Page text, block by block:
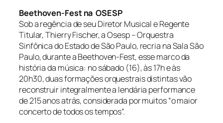
Beethoven-Fest na OSESP
Sob a regência de seu Diretor Musical e Regente
Titular, Thierry Fischer, a Osesp – Orquestra
Sinfônica do Estado de São Paulo, recria na Sala São
Paulo, durante a Beethoven-Fest, esse marco da
história da música: no sábado (16), às 17h e às
20h30, duas formações orquestrais distintas vão
reconstruir integralmente a lendária performance
de 215 anos atrás, considerada por muitos “o maior
concerto de todos os tempos”.